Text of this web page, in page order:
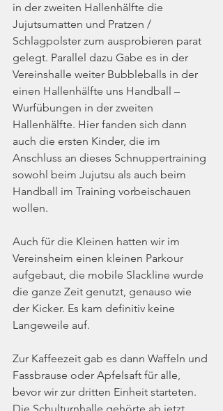
in der zweiten Hallenhälfte die
Jujutsumatten und Pratzen /
Schlagpolster zum ausprobieren parat
gelegt. Parallel dazu Gabe es in der
Vereinshalle weiter Bubbleballs in der
einen Hallenhälfte uns Handball –
Wurfübungen in der zweiten
Hallenhälfte. Hier fanden sich dann
auch die ersten Kinder, die im
Anschluss an dieses Schnuppertraining
sowohl beim Jujutsu als auch beim
Handball im Training vorbeischauen
wollen.
Auch für die Kleinen hatten wir im
Vereinsheim einen kleinen Parkour
aufgebaut, die mobile Slackline wurde
die ganze Zeit genutzt, genauso wie
der Kicker. Es kam definitiv keine
Langeweile auf.
Zur Kaffeezeit gab es dann Waffeln und
Fassbrause oder Apfelsaft für alle,
bevor wir zur dritten Einheit starteten.